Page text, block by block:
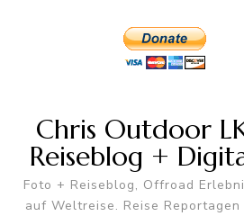
Chris Outdoor
Reiseblog +
Foto + Reiseblog, Offroad
auf Weltreise. Reise